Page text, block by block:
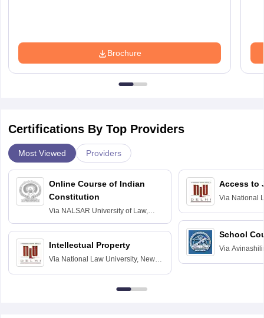
Brochure
Certifications By Top Providers
Most Viewed Providers
Online Course of Indian
Constitution
Via NALSAR University of Law,
Hyderabad
Intellectual Property
Via National Law University, New
Access to
Via National
School
Via